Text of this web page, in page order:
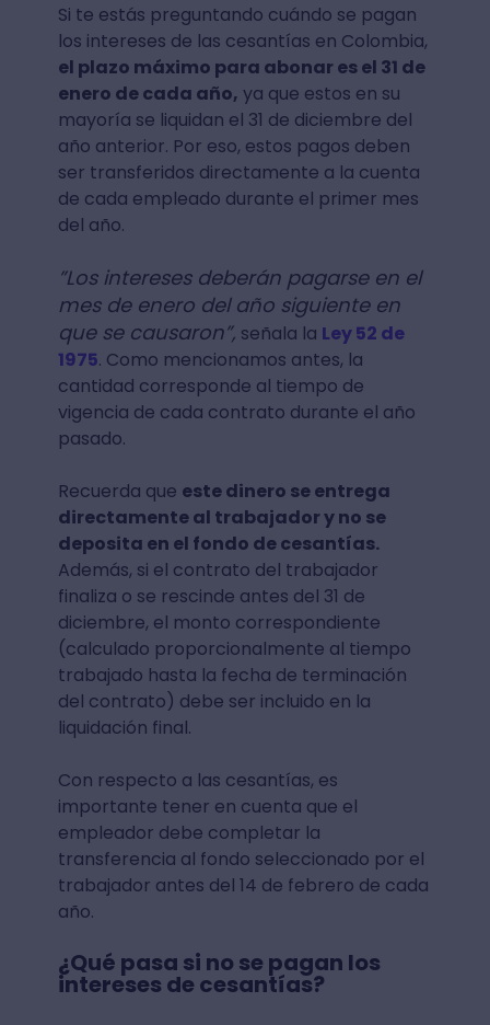
Si te estás preguntando cuándo se pagan
los intereses de las cesantías en Colombia,
el plazo máximo para abonar es el 31 de
enero de cada año, ya que estos en su
mayoría se liquidan el 31 de diciembre del
año anterior. Por eso, estos pagos deben
ser transferidos directamente a la cuenta
de cada empleado durante el primer mes
del año.
”Los intereses deberán pagarse en el
mes de enero del año siguiente en
que se causaron”, señala la Ley 52 de
1975. Como mencionamos antes, la
cantidad corresponde al tiempo de
vigencia de cada contrato durante el año
pasado.
Recuerda que este dinero se entrega
directamente al trabajador y no se
deposita en el fondo de cesantías.
Además, si el contrato del trabajador
finaliza o se rescinde antes del 31 de
diciembre, el monto correspondiente
(calculado proporcionalmente al tiempo
trabajado hasta la fecha de terminación
del contrato) debe ser incluido en la
liquidación final.
Con respecto a las cesantías, es
importante tener en cuenta que el
empleador debe completar la
transferencia al fondo seleccionado por el
trabajador antes del 14 de febrero de cada
año.
¿Qué pasa si no se pagan los
intereses de cesantías?